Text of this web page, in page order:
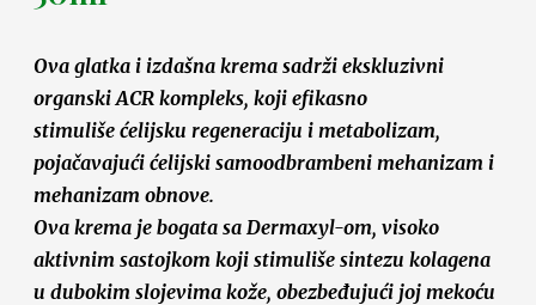
Ova glatka i izdašna krema sadrži ekskluzivni
organski ACR kompleks, koji efikasno
stimuliše ćelijsku regeneraciju i metabolizam,
pojačavajući ćelijski samoodbrambeni mehanizam i
mehanizam obnove.
Ova krema je bogata sa Dermaxyl-om, visoko
aktivnim sastojkom koji stimuliše sintezu kolagena
u dubokim slojevima kože, obezbeđujući joj mekoću